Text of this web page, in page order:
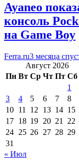
Ayaneo
консоль
на Game Boy
Ferra.ru3 месяца
Август 2026
Пн Вт Ср Чт Пт Сб
1
3
4 5 6 7 8
10 11 12 13 14 15
17 18 19 20 21 22
24 25 26 27 28 29
31
« Июл